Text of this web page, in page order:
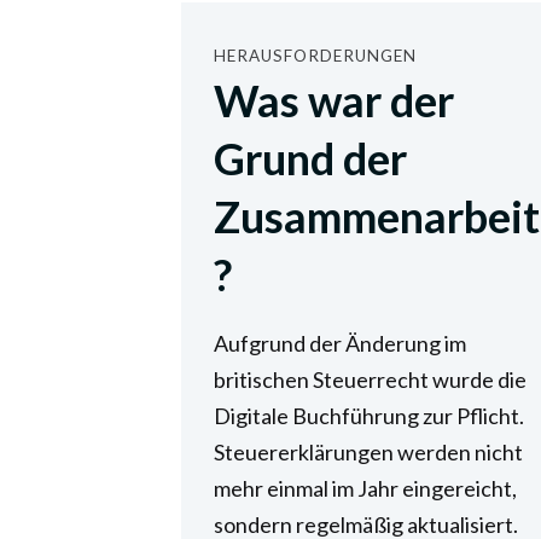
HERAUSFORDERUNGEN
Was war der
Grund der
Zusammenarbeit
?
Aufgrund der Änderung im
britischen Steuerrecht wurde die
Digitale Buchführung zur Pflicht.
Steuererklärungen werden nicht
mehr einmal im Jahr eingereicht,
sondern regelmäßig aktualisiert.